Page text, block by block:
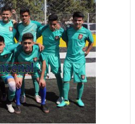
EN
PRIMER
JUEGO
INTERESCUADRAS
DE
TOROS